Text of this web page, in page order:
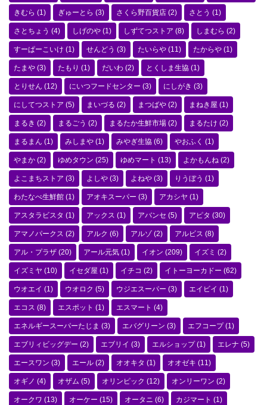
きむら (1) ぎゅーとら (3) さくら野百貨店 (2) さとう (1)
さとちょう (4) しげのや (1) しずてつストア (8) しまむら (2)
すーぱーこいけ (1) せんどう (3) たいらや (11) たからや (1)
たまや (3) たもり (1) だいわ (2) とくしま生協 (1)
とりせん (12) にいつフードセンター (3) にしがき (3)
にしてつストア (5) まいづる (2) まつばや (2) まねき屋 (1)
まるき (2) まるごう (2) まるたか生鮮市場 (2) まるたけ (2)
まるまん (1) みしまや (1) みやぎ生協 (6) やおふく (1)
やまか (2) ゆめタウン (25) ゆめマート (13) よかもんね (2)
よこまちストア (3) よしや (3) よねや (3) りうぼう (1)
わたなべ生鮮館 (1) アオキスーパー (3) アカシヤ (1)
アスタラビスタ (1) アックス (1) アバンセ (5) アピタ (30)
アマノパークス (2) アルク (6) アルゾ(2) アルビス (8)
アル・プラザ (20) アール元気 (1) イオン (209) イズミ (2)
イズミヤ (10) イセダ屋 (1) イチコ (2) イトーヨーカドー (62)
ウオエイ (1) ウオロク (5) ウジエスーパー (3) エイビイ (1)
エコス (8) エスポット (1) エスマート (4)
エネルギースーパーたじま (3) エバグリーン (3) エフコープ(1)
エブリィビッグデー (2) エブリイ (3) エルショップ(1) エレナ (5)
エースワン (3) エール (2) オオキタ (1) オオゼキ (11)
オギノ (4) オザム (5) オリンピック (12) オンリーワン (2)
オークワ (13) オーケー (15) オータニ (6) カジマート (1)